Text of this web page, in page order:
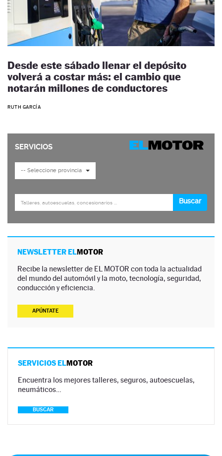
Desde este sábado llenar el depósito
volverá a costar más: el cambio que
notarán millones de conductores
RUTH GARCÍA
NEWSLETTER ELMOTOR
Recibe la newsletter de EL MOTOR con toda la actualidad
del mundo del automóvil y la moto, tecnología, seguridad,
conducción y eficiencia.
APÚNTATE
SERVICIOS ELMOTOR
Encuentra los mejores talleres, seguros, autoescuelas,
neumáticos…
BUSCAR